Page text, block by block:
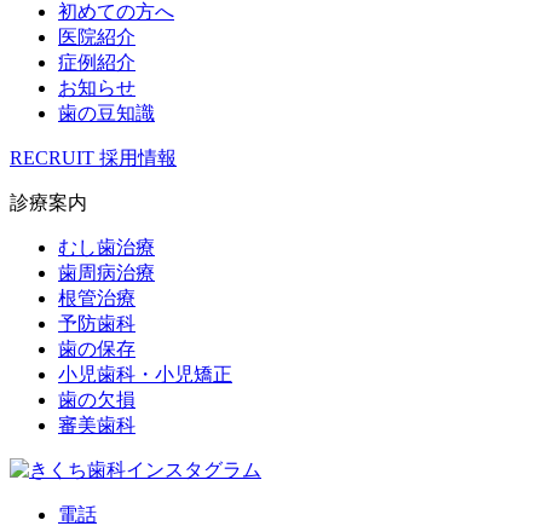
初めての方へ
医院紹介
症例紹介
お知らせ
歯の豆知識
RECRUIT 採用情報
診療案内
むし歯治療
歯周病治療
根管治療
予防歯科
歯の保存
小児歯科・小児矯正
歯の欠損
審美歯科
電話